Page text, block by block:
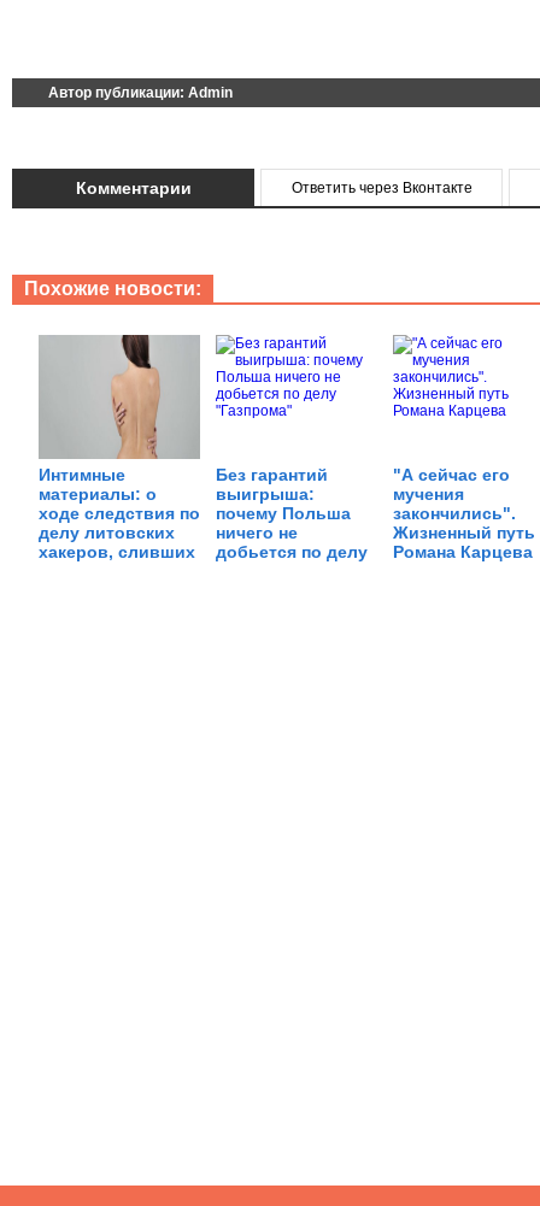
Автор публикации: Admin
Комментарии Ответить через Вконтакте
Похожие новости:
Интимные
материалы: о
ходе следствия по
делу литовских
хакеров, сливших
Без гарантий
выигрыша:
почему Польша
ничего не
добьется по делу
"А сейчас его
мучения
закончились".
Жизненный путь
Романа Карцева